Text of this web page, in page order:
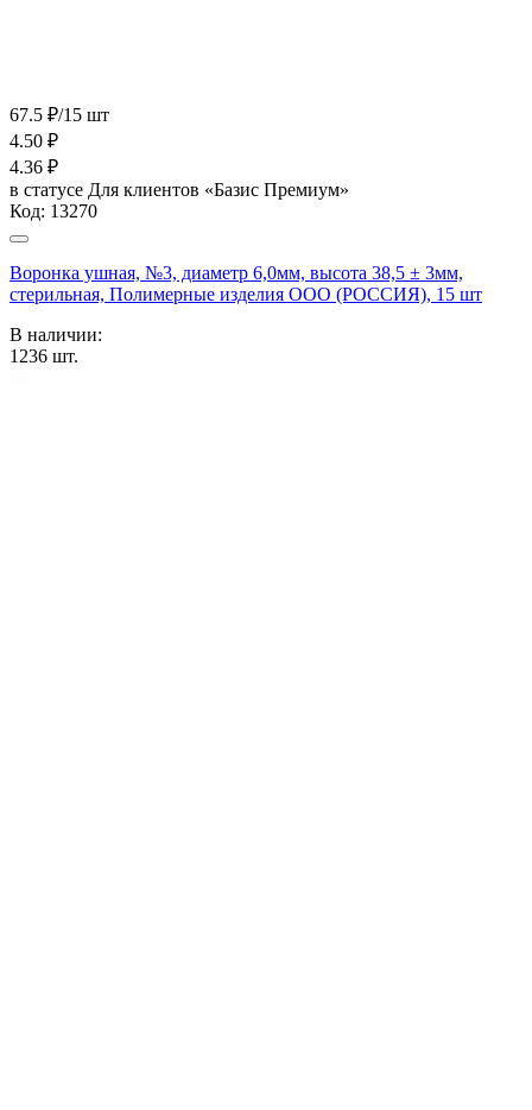
67.5 ₽/15 шт
4.50 ₽
4.36 ₽
в статусе Для клиентов «Базис Премиум»
Код: 13270
Воронка ушная, №3, диаметр 6,0мм, высота 38,5 ± 3мм,
стерильная, Полимерные изделия OOO (РОССИЯ), 15 шт
В наличии:
1236 шт.